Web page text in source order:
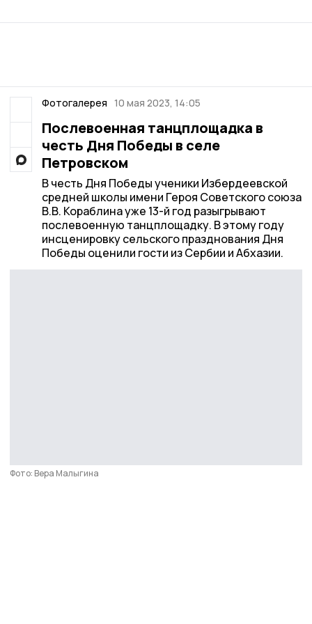
Фотогалерея 10 мая 2023, 14:05
Послевоенная танцплощадка в
честь Дня Победы в селе
Петровском
В честь Дня Победы ученики Избердеевской
средней школы имени Героя Советского союза
В.В. Кораблина уже 13-й год разыгрывают
послевоенную танцплощадку. В этому году
инсценировку сельского празднования Дня
Победы оценили гости из Сербии и Абхазии.
Фото: Вера Малыгина